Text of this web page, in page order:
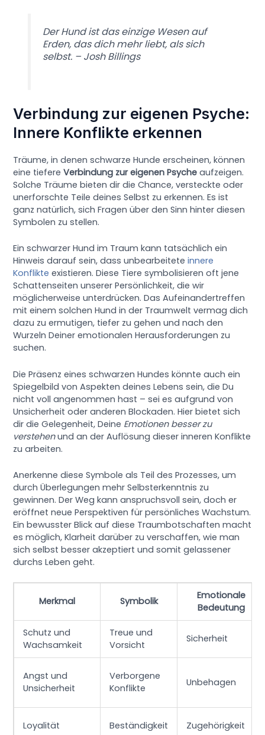
Der Hund ist das einzige Wesen auf
Erden, das dich mehr liebt, als sich
selbst. – Josh Billings
Verbindung zur eigenen Psyche:
Innere Konflikte erkennen
Träume, in denen schwarze Hunde erscheinen, können
eine tiefereVerbindung zur eigenen Psyche aufzeigen.
Solche Träume bieten dir die Chance, versteckte oder
unerforschte Teile deines Selbst zu erkennen. Es ist
ganz natürlich, sich Fragen über den Sinn hinter diesen
Symbolen zu stellen.
Ein schwarzer Hund im Traum kann tatsächlich ein
Hinweis darauf sein, dass unbearbeiteteinnere
Konflikte existieren. Diese Tiere symbolisieren oft jene
Schattenseiten unserer Persönlichkeit, die wir
möglicherweise unterdrücken. Das Aufeinandertreffen
mit einem solchen Hund in der Traumwelt vermag dich
dazu zu ermutigen, tiefer zu gehen und nach den
Wurzeln Deiner emotionalen Herausforderungen zu
suchen.
Die Präsenz eines schwarzen Hundes könnte auch ein
Spiegelbild von Aspekten deines Lebens sein, die Du
nicht voll angenommen hast – sei es aufgrund von
Unsicherheit oder anderen Blockaden. Hier bietet sich
dir die Gelegenheit, Deine Emotionen besser zu
verstehenund an der Auflösung dieser inneren Konflikte
zu arbeiten.
Anerkenne diese Symbole als Teil des Prozesses, um
durch Überlegungen mehr Selbsterkenntnis zu
gewinnen. Der Weg kann anspruchsvoll sein, doch er
eröffnet neue Perspektiven für persönliches Wachstum.
Ein bewusster Blick auf diese Traumbotschaften macht
es möglich, Klarheit darüber zu verschaffen, wie man
sich selbst besser akzeptiert und somit gelassener
durchs Leben geht.
Merkmal Symbolik
Emotionale
Bedeutung
Schutz und
Wachsamkeit
Treue und
Vorsicht
Sicherheit
Angst und
Unsicherheit
Verborgene
Konflikte
Unbehagen
Loyalität Beständigkeit Zugehörigkeit